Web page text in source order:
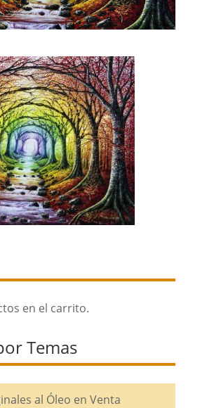
en el carrito.
Temas
al Óleo en Venta